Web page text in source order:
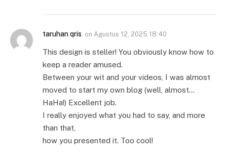
taruhan qris on Agustus 12, 2025 18:40
This design is steller! You obviously know how to
keep a reader amused.
Between your wit and your videos, I was almost
moved to start my own blog (well, almost…
HaHa!) Excellent job.
I really enjoyed what you had to say, and more
than that,
how you presented it. Too cool!